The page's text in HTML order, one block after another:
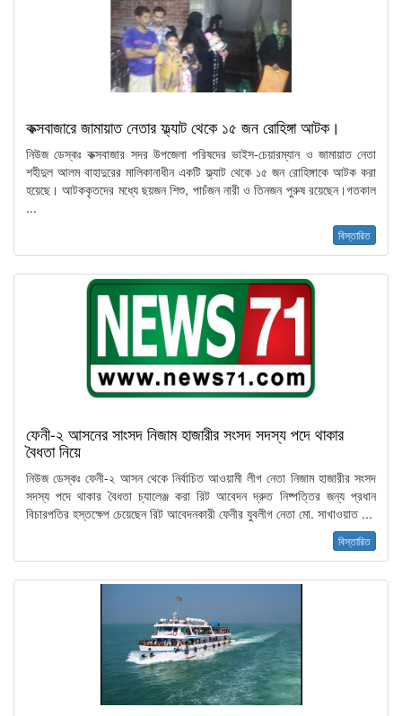
কক্সবাজারে জামায়াত নেতার ফ্ল্যাট থেকে ১৫ জন রোহিঙ্গা আটক।
নিউজ ডেস্কঃ কক্সবাজার সদর উপজেলা পরিষদের ভাইস-চেয়ারম্যান ও জামায়াত নেতা
শহীদুল আলম বাহাদুরের মালিকানাধীন একটি ফ্ল্যাট থেকে ১৫ জন রোহিঙ্গাকে আটক করা
হয়েছে। আটককৃতদের মধ্যে ছয়জন শিশু, পাচঁজন নারী ও তিনজন পুরুষ রয়েছেন।গতকাল
...
বিস্তারিত
ফেনী-২ আসনের সাংসদ নিজাম হাজারীর সংসদ সদস্য পদে থাকার
বৈধতা নিয়ে
নিউজ ডেস্কঃ ফেনী-২ আসন থেকে নির্বাচিত আওয়ামী লীগ নেতা নিজাম হাজারীর সংসদ
সদস্য পদে থাকার বৈধতা চ্যালেঞ্জ করা রিট আবেদন দ্রুত নিষ্পত্তির জন্য প্রধান
বিচারপতির হস্তক্ষেপ চেয়েছেন রিট আবেদনকারী ফেনীর যুবলীগ নেতা মো. সাখাওয়াত ...
বিস্তারিত